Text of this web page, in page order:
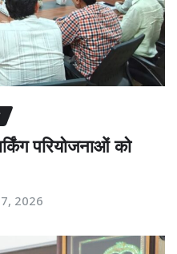
परियोजनाओं को
2026